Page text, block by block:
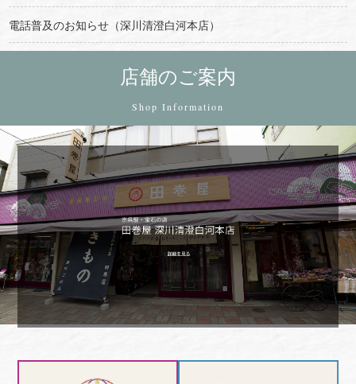
電話普及のお知らせ（深川清澄白河本店）
店舗のご案内
Shop Information